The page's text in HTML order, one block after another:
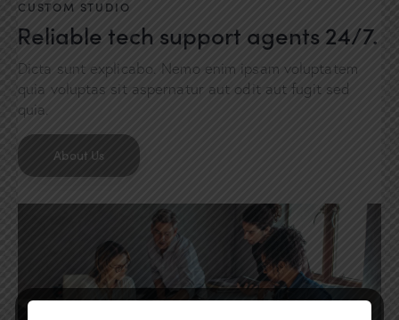
CUSTOM STUDIO
Reliable tech support agents 24/7.
Dicta sunt explicabo. Nemo enim ipsam voluptatem
quia voluptas sit aspernatur aut odit aut fugit sed
quia.
About Us